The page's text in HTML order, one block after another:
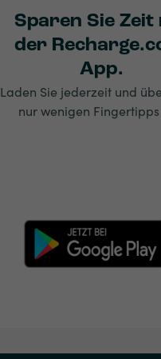
Sparen Sie Zeit
der
App.
Laden Sie jederzeit und
nur wenigen